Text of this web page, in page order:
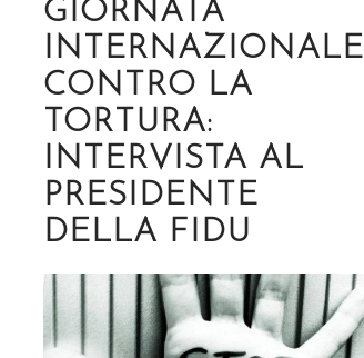
GIORNATA
INTERNAZIONALE
CONTRO LA
TORTURA:
INTERVISTA AL
PRESIDENTE
DELLA FIDU